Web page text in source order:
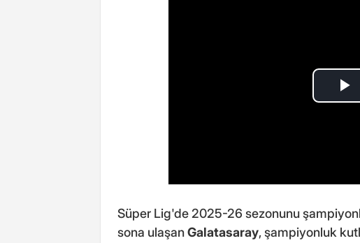
Süper Lig'de 2025-26 sezonunu
sona ulaşanGalatasaray, şampiyonluk